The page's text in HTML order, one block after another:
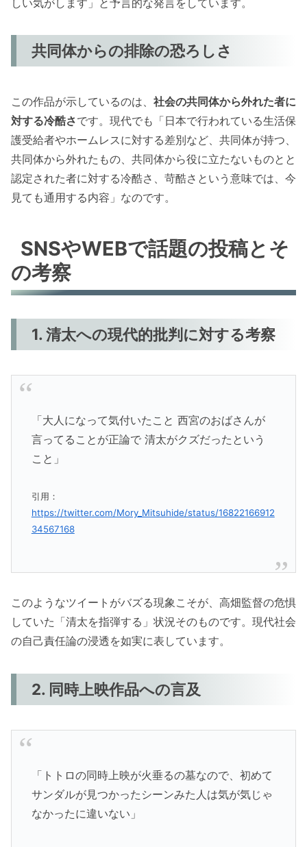
共同体からの排除の恐ろしさ
この作品が示しているのは、 社会の共同体から外れた者に
対する冷酷さです。現代でも「日本で行われている生活保
護受給者やホームレスに対する差別など、共同体が持つ、
共同体から外れたもの、共同体から役に立たないものとと
認定された者に対する冷酷さ、苛酷さという意味では、今
見ても通用する内容」なのです。
SNSやWEBで話題の投稿とそ
の考察
1. 清太への現代的批判に対する考察
「大人になって気付いたこと 西宮のおばさんが
言ってることが正論で 清太がクズだったという
こと」
引用：
https://twitter.com/Mory_Mitsuhide/status/16822166912
34567168
このようなツイートがバズる現象こそが、高畑監督の危惧
していた「清太を指弾する」状況そのものです。現代社会
の自己責任論の浸透を如実に表しています。
2. 同時上映作品への言及
「トトロの同時上映が火垂るの墓なので、初めて
サンダルが見つかったシーンみた人は気が気じゃ
なかったに違いない」